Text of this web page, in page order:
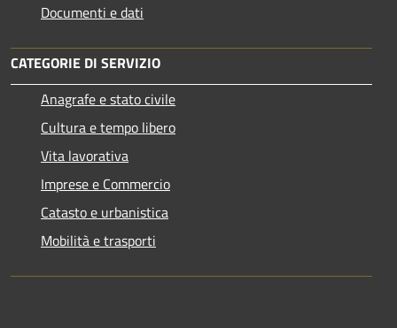
Documenti e dati
CATEGORIE DI SERVIZIO
Anagrafe e stato civile
Cultura e tempo libero
Vita lavorativa
Imprese e Commercio
Catasto e urbanistica
Mobilità e trasporti